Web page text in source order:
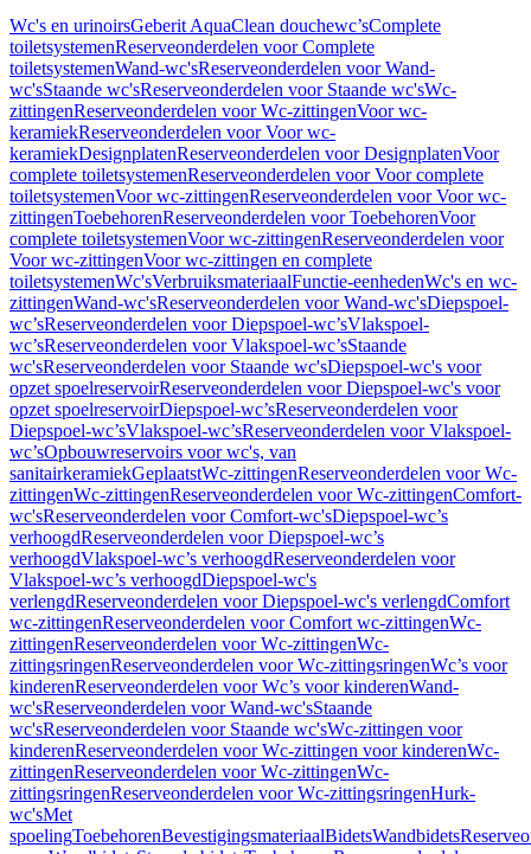
Wc's en urinoirsGeberit AquaClean douchewc’sComplete
toiletsystemenReserveonderdelen voor Complete
toiletsystemenWand-wc'sReserveonderdelen voor Wand-
wc'sStaande wc'sReserveonderdelen voor Staande wc'sWc-
zittingenReserveonderdelen voor Wc-zittingenVoor wc-
keramiekReserveonderdelen voor Voor wc-
keramiekDesignplatenReserveonderdelen voor DesignplatenVoor
complete toiletsystemenReserveonderdelen voor Voor complete
toiletsystemenVoor wc-zittingenReserveonderdelen voor Voor wc-
zittingenToebehorenReserveonderdelen voor ToebehorenVoor
complete toiletsystemenVoor wc-zittingenReserveonderdelen voor
Voor wc-zittingenVoor wc-zittingen en complete
toiletsystemenWc'sVerbruiksmateriaalFunctie-eenhedenWc's en wc-
zittingenWand-wc'sReserveonderdelen voor Wand-wc'sDiepspoel-
wc’sReserveonderdelen voor Diepspoel-wc’sVlakspoel-
wc’sReserveonderdelen voor Vlakspoel-wc’sStaande
wc'sReserveonderdelen voor Staande wc'sDiepspoel-wc's voor
opzet spoelreservoirReserveonderdelen voor Diepspoel-wc's voor
opzet spoelreservoirDiepspoel-wc’sReserveonderdelen voor
Diepspoel-wc’sVlakspoel-wc’sReserveonderdelen voor Vlakspoel-
wc’sOpbouwreservoirs voor wc's, van
sanitairkeramiekGeplaatstWc-zittingenReserveonderdelen voor Wc-
zittingenWc-zittingenReserveonderdelen voor Wc-zittingenComfort-
wc'sReserveonderdelen voor Comfort-wc'sDiepspoel-wc’s
verhoogdReserveonderdelen voor Diepspoel-wc’s
verhoogdVlakspoel-wc’s verhoogdReserveonderdelen voor
Vlakspoel-wc’s verhoogdDiepspoel-wc's
verlengdReserveonderdelen voor Diepspoel-wc's verlengdComfort
wc-zittingenReserveonderdelen voor Comfort wc-zittingenWc-
zittingenReserveonderdelen voor Wc-zittingenWc-
zittingsringenReserveonderdelen voor Wc-zittingsringenWc’s voor
kinderenReserveonderdelen voor Wc’s voor kinderenWand-
wc'sReserveonderdelen voor Wand-wc'sStaande
wc'sReserveonderdelen voor Staande wc'sWc-zittingen voor
kinderenReserveonderdelen voor Wc-zittingen voor kinderenWc-
zittingenReserveonderdelen voor Wc-zittingenWc-
zittingsringenReserveonderdelen voor Wc-zittingsringenHurk-
wc'sMet
spoelingToebehorenBevestigingsmateriaalBidetsWandbidets